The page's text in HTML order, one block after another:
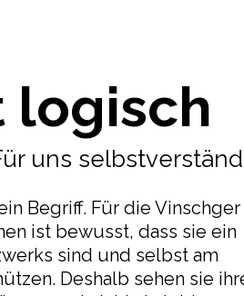
logisch
uns
Begriff. Für die Vinschger
ist bewusst, dass sie ein
sind und selbst am
Deshalb sehen sie